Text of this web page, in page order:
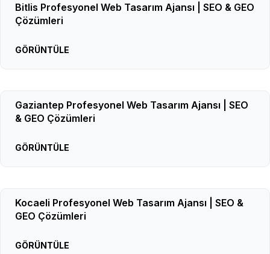
Bitlis Profesyonel Web Tasarım Ajansı | SEO & GEO
Çözümleri
GÖRÜNTÜLE
Gaziantep Profesyonel Web Tasarım Ajansı | SEO
& GEO Çözümleri
GÖRÜNTÜLE
Kocaeli Profesyonel Web Tasarım Ajansı | SEO &
GEO Çözümleri
GÖRÜNTÜLE